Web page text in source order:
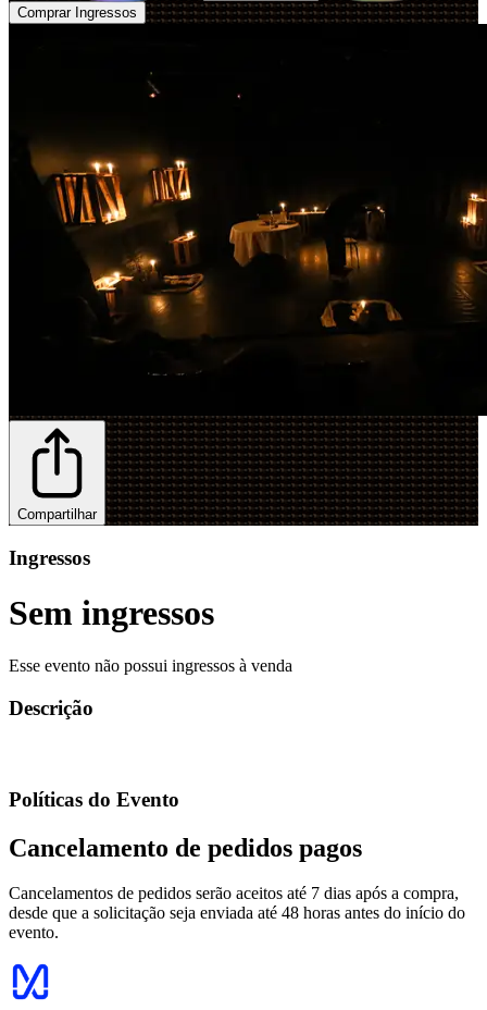
Comprar Ingressos
Compartilhar
Ingressos
Sem ingressos
Esse evento não possui ingressos à venda
Descrição
Políticas do Evento
Cancelamento de pedidos pagos
Cancelamentos de pedidos serão aceitos até 7 dias após a compra,
desde que a solicitação seja enviada até 48 horas antes do início do
evento.